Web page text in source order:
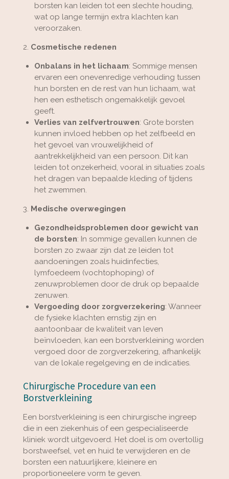
borsten kan leiden tot een slechte houding,
wat op lange termijn extra klachten kan
veroorzaken.
2. Cosmetische redenen
Onbalans in het lichaam: Sommige mensen
ervaren een onevenredige verhouding tussen
hun borsten en de rest van hun lichaam, wat
hen een esthetisch ongemakkelijk gevoel
geeft.
Verlies van zelfvertrouwen: Grote borsten
kunnen invloed hebben op het zelfbeeld en
het gevoel van vrouwelijkheid of
aantrekkelijkheid van een persoon. Dit kan
leiden tot onzekerheid, vooral in situaties zoals
het dragen van bepaalde kleding of tijdens
het zwemmen.
3. Medische overwegingen
Gezondheidsproblemen door gewicht van
de borsten: In sommige gevallen kunnen de
borsten zo zwaar zijn dat ze leiden tot
aandoeningen zoals huidinfecties,
lymfoedeem (vochtophoping) of
zenuwproblemen door de druk op bepaalde
zenuwen.
Vergoeding door zorgverzekering: Wanneer
de fysieke klachten ernstig zijn en
aantoonbaar de kwaliteit van leven
beïnvloeden, kan een borstverkleining worden
vergoed door de zorgverzekering, afhankelijk
van de lokale regelgeving en de indicaties.
Chirurgische Procedure van een
Borstverkleining
Een borstverkleining is een chirurgische ingreep
die in een ziekenhuis of een gespecialiseerde
kliniek wordt uitgevoerd. Het doel is om overtollig
borstweefsel, vet en huid te verwijderen en de
borsten een natuurlijkere, kleinere en
proportioneelere vorm te geven.